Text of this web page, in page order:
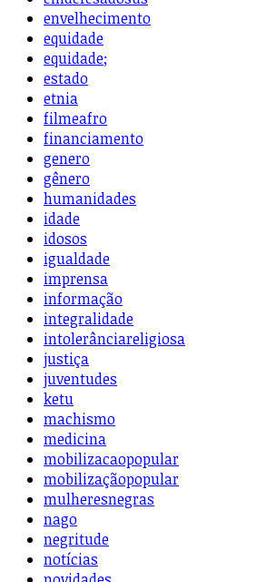
envelhecimento
equidade
equidade;
estado
etnia
filmeafro
financiamento
genero
gênero
humanidades
idade
idosos
igualdade
imprensa
informação
integralidade
intolerânciareligiosa
justiça
juventudes
ketu
machismo
medicina
mobilizacaopopular
mobilizaçãopopular
mulheresnegras
nago
negritude
notícias